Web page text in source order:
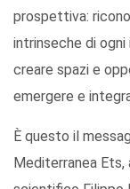
prospettiva:
intrinseche di ogni
creare spazi e
emergere e
È questo il
Mediterranea